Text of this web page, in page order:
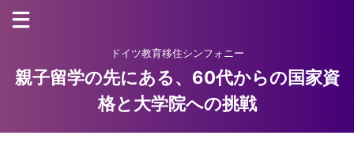
ドイツ教育移住シンフォニー
親子留学の先にある、60代からの国家資
格と大学院への挑戦